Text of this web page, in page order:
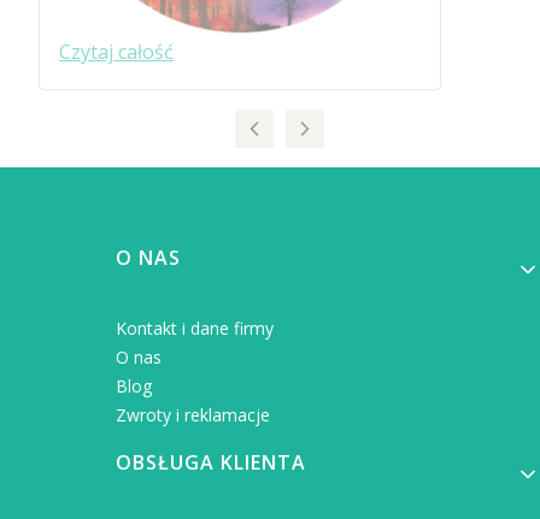
Czytaj całość
Linki w stopce
O NAS
Kontakt i dane firmy
O nas
Blog
Zwroty i reklamacje
OBSŁUGA KLIENTA